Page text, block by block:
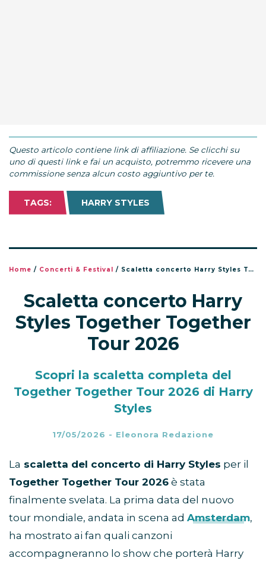
Questo articolo contiene link di affiliazione. Se clicchi su
uno di questi link e fai un acquisto, potremmo ricevere una
commissione senza alcun costo aggiuntivo per te.
TAGS: HARRY STYLES
Home / Concerti & Festival / Scaletta concerto Harry Styles Together Together Tour 2026
Scaletta concerto Harry
Styles Together Together
Tour 2026
Scopri la scaletta completa del
Together Together Tour 2026 di Harry
Styles
17/05/2026 - Eleonora Redazione
La scaletta del concerto di Harry Styles per il
Together Together Tour 2026 è stata
finalmente svelata. La prima data del nuovo
tour mondiale, andata in scena ad Amsterdam,
ha mostrato ai fan quali canzoni
accompagneranno lo show che porterà Harry